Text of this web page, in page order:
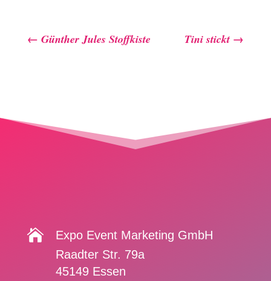
← Günther Jules Stoffkiste Tini stickt →

Expo Event Marketing GmbH
Raadter Str. 79a
45149 Essen